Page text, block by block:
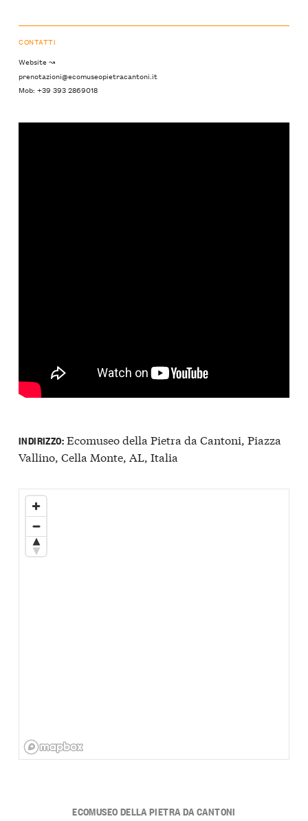
CONTATTI
Website ↝
prenotazioni@ecomuseopietracantoni.it
Mob: +39 393 2869018
INDIRIZZO:Ecomuseo della Pietra da Cantoni, Piazza
Vallino, Cella Monte, AL, Italia
ECOMUSEO DELLA PIETRA DA CANTONI